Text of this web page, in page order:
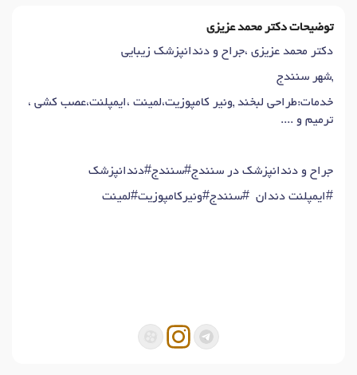
توضیحات دکتر محمد عزیزی
دکتر محمد عزیزی ،جراح و دندانپزشک زیبایی
,شهر سنندج
خدمات:طراحی لبخند ,ونیر کامپوزیت،لمینت ،ایمپلنت،عصب کشی ،
ترمیم و ....
جراح و دندانپزشک در سنندج#سنندج#دندانپزشک
#ایمپلنت دندان #سنندج#ونیرکامپوزیت#لمینت